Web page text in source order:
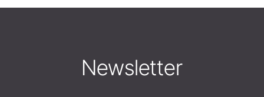
Newsletter